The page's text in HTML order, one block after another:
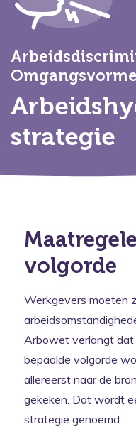
strategie
volgorde
Werkgevers moeten
Arbowet verlangt dat
bepaalde volgorde
allereerst naar de
gekeken. Dat wordt
strategie genoemd.